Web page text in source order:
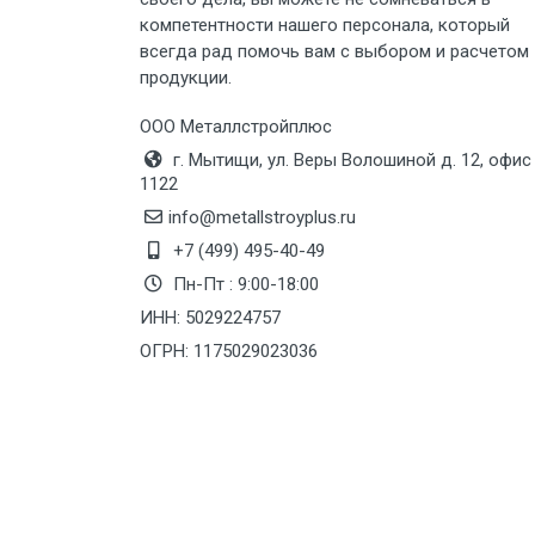
Груз до 6 м, вес до 8 тн
Груз до 12 м, вес до 20 тн
Манипулятор до 6 м, вес до 5 тн
Манипулятор до 6 м, вес до 8 тн
компетентности нашего персонала, который
всегда рад помочь вам с выбором и расчетом
продукции.
ООО Металлстройплюс
г. Мытищи, ул. Веры Волошиной д. 12, офис
1122
info@metallstroyplus.ru
+7 (499) 495-40-49
Пн-Пт : 9:00-18:00
ИНН: 5029224757
ОГРН: 1175029023036